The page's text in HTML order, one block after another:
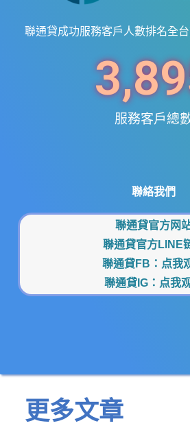
聯通貸成功服務客戶人數排名全台
服務客戶總
聯絡我們
聯通貸官方网
聯通貸官方LINE
聯通貸FB： 点我
聯通貸IG： 点我
更多文章